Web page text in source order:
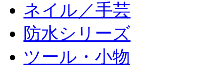
ネイル／手芸
防水シリーズ
ツール・小物